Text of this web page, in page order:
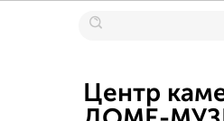
Центр